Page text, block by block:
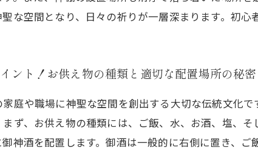
な空間となり、日々の祈りが一層深まります。初
ント！お供え物の種類と適切な配置場所の秘密
庭や職場に神聖な空間を創出する大切な伝統文化
ず、お供え物の種類には、ご飯、水、お酒、塩、
神酒を配置します。御酒は一般的に右側に置き、